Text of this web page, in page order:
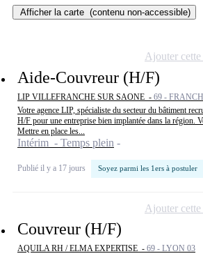
Afficher la carte (contenu non-accessible)
Aide-Couvreur (H/F)
LIP VILLEFRANCHE SUR SAONE - 69 -
Votre agence LIP, spécialiste du secteur du bâtiment
H/F pour une entreprise bien implantée dans la région.
Mettre en place les...
Intérim - Temps plein
Publié il y a 17 jours Soyez parmi les 1ers à postuler
Ajouter
Couvreur (H/F)
AQUILA RH / ELMA EXPERTISE - 69 - LYON 03
Ajouter